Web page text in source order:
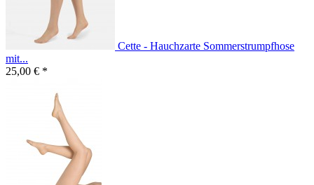
Cette - Hauchzarte Sommerstrumpfhose
mit...
25,00 € *